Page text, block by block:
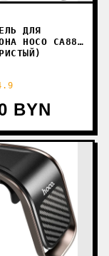
ДЛЯ
HOCO CA88
BYN